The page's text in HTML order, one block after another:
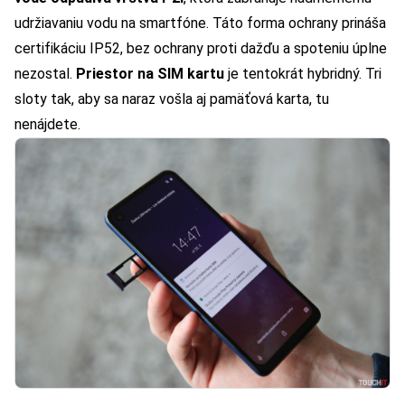
udržiavaniu vodu na smartfóne. Táto forma ochrany prináša
certifikáciu IP52, bez ochrany proti dažďu a spoteniu úplne
nezostal. Priestor na SIM kartu je tentokrát hybridný. Tri
sloty tak, aby sa naraz vošla aj pamäťová karta, tu
nenájdete.